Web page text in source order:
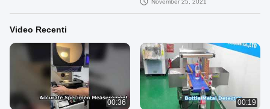
Video Recenti
00:36 00:19